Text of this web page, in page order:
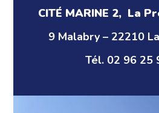
CITÉ MARINE 2, La
9 Malabry – 22210
Tél. 02 96 25